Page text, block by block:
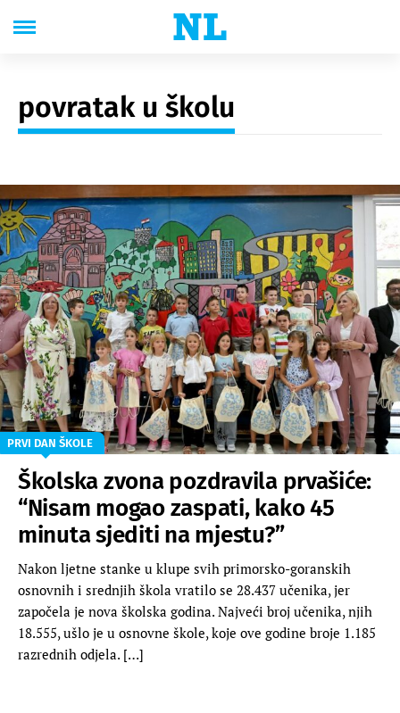
povratak u školu
PRVI DAN ŠKOLE
Školska zvona pozdravila prvašiće:
“Nisam mogao zaspati, kako 45
minuta sjediti na mjestu?”
Nakon ljetne stanke u klupe svih primorsko-goranskih
osnovnih i srednjih škola vratilo se 28.437 učenika, jer
započela je nova školska godina. Najveći broj učenika, njih
18.555, ušlo je u osnovne škole, koje ove godine broje 1.185
razrednih odjela. […]